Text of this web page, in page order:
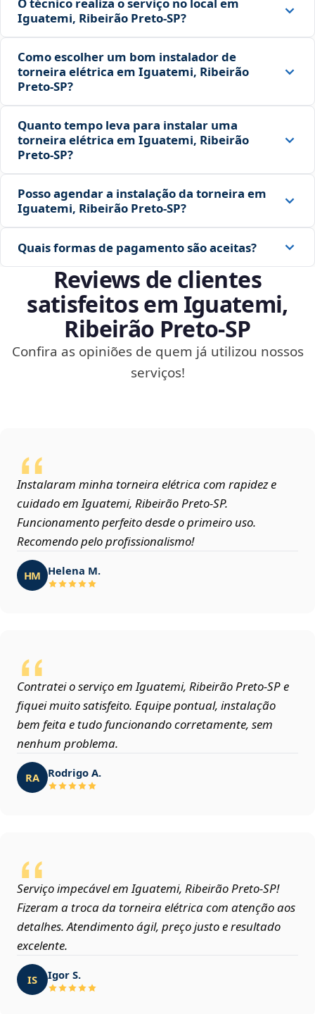
O técnico realiza o serviço no local em
Iguatemi, Ribeirão Preto‑SP?
Como escolher um bom instalador de
torneira elétrica em Iguatemi, Ribeirão
Preto‑SP?
Quanto tempo leva para instalar uma
torneira elétrica em Iguatemi, Ribeirão
Preto‑SP?
Posso agendar a instalação da torneira em
Iguatemi, Ribeirão Preto‑SP?
Quais formas de pagamento são aceitas?
Reviews de clientes
satisfeitos em Iguatemi,
Ribeirão Preto‑SP
Confira as opiniões de quem já utilizou nossos
serviços!
Instalaram minha torneira elétrica com rapidez e
cuidado em Iguatemi, Ribeirão Preto‑SP.
Funcionamento perfeito desde o primeiro uso.
Recomendo pelo profissionalismo!
HM Helena M.
Contratei o serviço em Iguatemi, Ribeirão Preto‑SP e
fiquei muito satisfeito. Equipe pontual, instalação
bem feita e tudo funcionando corretamente, sem
nenhum problema.
RA Rodrigo A.
Serviço impecável em Iguatemi, Ribeirão Preto‑SP!
Fizeram a troca da torneira elétrica com atenção aos
detalhes. Atendimento ágil, preço justo e resultado
excelente.
IS Igor S.